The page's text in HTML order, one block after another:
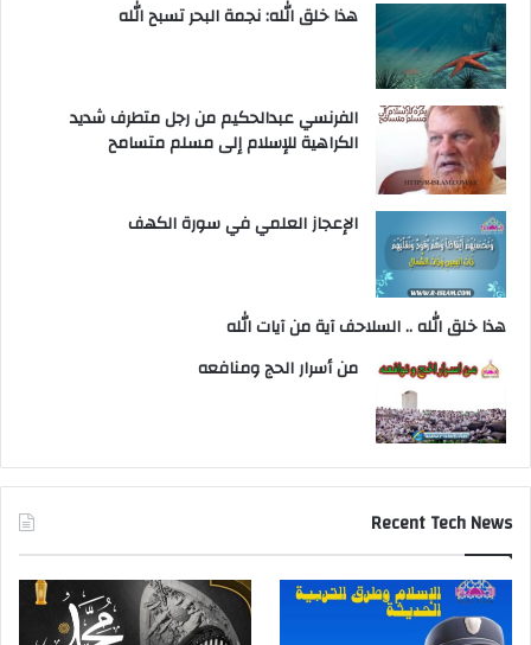
هذا خلق الله: نجمة البحر تسبح الله
الفرنسي عبدالحكيم من رجل متطرف شديد
الكراهية للإسلام إلى مسلم متسامح
الإعجاز العلمي في سورة الكهف
هذا خلق الله .. السلاحف آية من آيات الله
من أسرار الحج ومنافعه
Recent Tech News